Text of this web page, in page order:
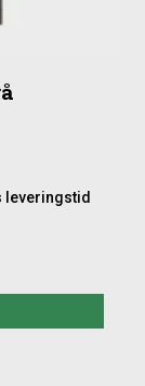
leveringstid